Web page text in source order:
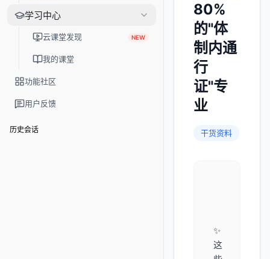
学习中心
云课堂发现 NEW
我的课堂
功能社区
用户反馈
历史会话
80%
的"体
制内通
行
证"专
业
干货资料
✨
这